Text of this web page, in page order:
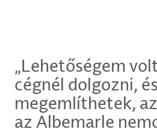
„Lehetőségem
cégnél dolgozni,
megemlíthetek,
az Albemarle